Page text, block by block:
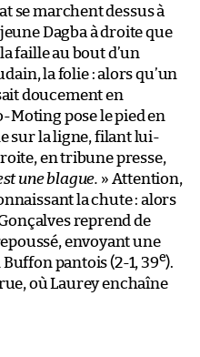
se marchent dessus à
Dagba à droite que
faille au bout d’un
la folie : alors qu’un
doucement en
Moting pose le pied en
sur la ligne, filant lui-
en tribune presse,
une blague. » Attention,
la chute : alors
reprend de
envoyant une
pantois (2-1, 39e).
où Laurey enchaîne